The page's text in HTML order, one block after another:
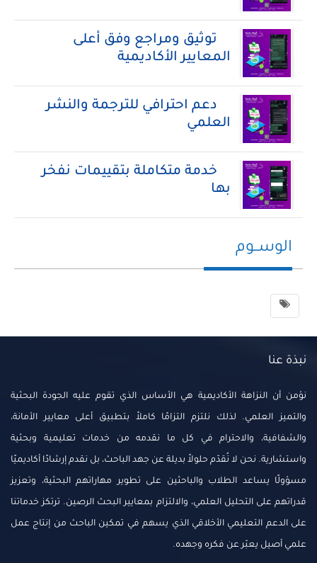
توثيق ومراجع وفق أعلى
المعايير الأكاديمية
دعم احترافي للترجمة والنشر
العلمي
خدمة متكاملة بتقييمات نفخر
بها
الوســوم
نبذة عنا
نؤمن أن النزاهة الأكاديمية هي الأساس الذي تقوم عليه الجودة البحثية
والتميز العلمي. لذلك نلتزم التزامًا كاملاً بتطبيق أعلى معايير الأمانة،
والشفافية، والاحترام في كل ما نقدمه من خدمات تعليمية وبحثية
واستشارية. نحن لا نُقدّم حلولاً بديلة عن جهد الباحث، بل نقدم إرشادًا أكاديميًا
مسؤولًا يساعد الطلاب والباحثين على تطوير مهاراتهم البحثية، وتعزيز
قدراتهم على التحليل العلمي، والالتزام بمعايير البحث الرصين. ترتكز خدماتنا
على الدعم التعليمي الأخلاقي الذي يسهم في تمكين الباحث من إنتاج عمل
علمي أصيل يعبّر عن فكره وجهده.